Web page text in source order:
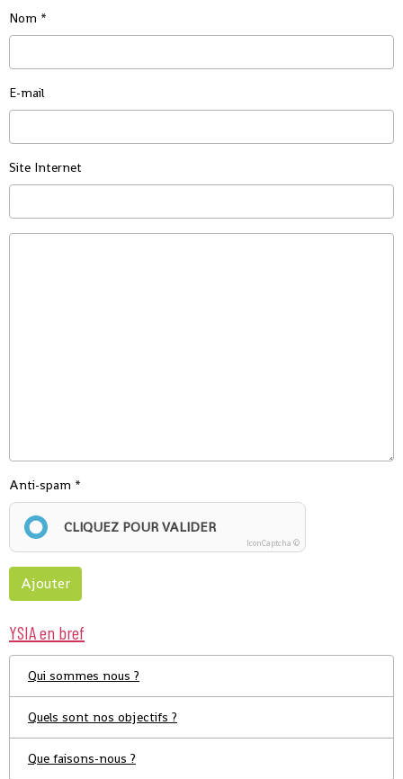
Nom
E-mail
Site Internet
Anti-spam
CLIQUEZ POUR VALIDER
IconCaptcha ©
Ajouter
YSIA en bref
Qui sommes nous ?
Quels sont nos objectifs ?
Que faisons-nous ?